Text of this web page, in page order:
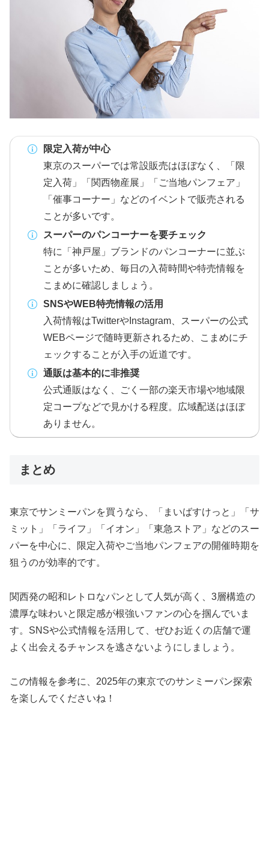
限定入荷が中心
東京のスーパーでは常設販売はほぼなく、「限
定入荷」「関西物産展」「ご当地パンフェア」
「催事コーナー」などのイベントで販売される
ことが多いです。
スーパーのパンコーナーを要チェック
特に「神戸屋」ブランドのパンコーナーに並ぶ
ことが多いため、毎日の入荷時間や特売情報を
こまめに確認しましょう。
SNSやWEB特売情報の活用
入荷情報はTwitterやInstagram、スーパーの公式
WEBページで随時更新されるため、こまめにチ
ェックすることが入手の近道です。
通販は基本的に非推奨
公式通販はなく、ごく一部の楽天市場や地域限
定コープなどで見かける程度。広域配送はほぼ
ありません。
まとめ
東京でサンミーパンを買うなら、「まいばすけっと」「サ
ミット」「ライフ」「イオン」「東急ストア」などのスー
パーを中心に、限定入荷やご当地パンフェアの開催時期を
狙うのが効率的です。
関西発の昭和レトロなパンとして人気が高く、3層構造の
濃厚な味わいと限定感が根強いファンの心を掴んでいま
す。SNSや公式情報を活用して、ぜひお近くの店舗で運
よく出会えるチャンスを逃さないようにしましょう。
この情報を参考に、2025年の東京でのサンミーパン探索
を楽しんでくださいね！